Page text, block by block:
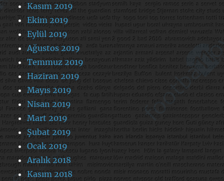
Kasım 2019
Ekim 2019
Eylül 2019
Ağustos 2019
Temmuz 2019
Haziran 2019
Mayıs 2019
Nisan 2019
Mart 2019
Şubat 2019
Ocak 2019
Aralık 2018
Kasım 2018